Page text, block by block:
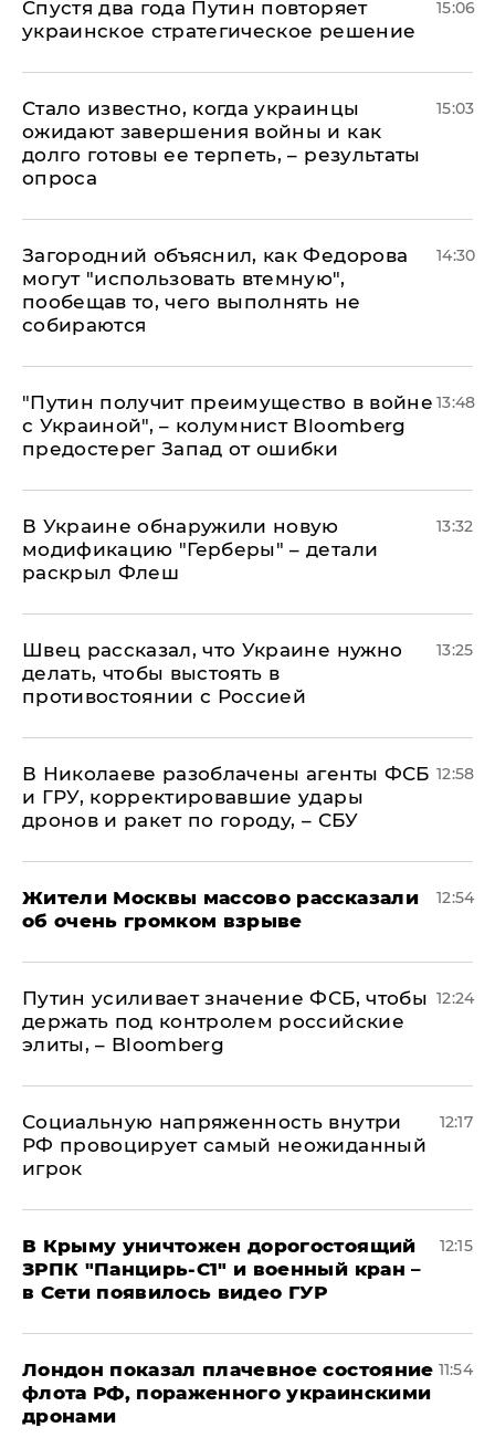
Спустя два года Путин повторяет
украинское стратегическое решение
15:06
Стало известно, когда украинцы
ожидают завершения войны и как
долго готовы ее терпеть, – результаты
опроса
15:03
Загородний объяснил, как Федорова
могут "использовать втемную",
пообещав то, чего выполнять не
собираются
14:30
"Путин получит преимущество в войне
с Украиной", – колумнист Bloomberg
предостерег Запад от ошибки
13:48
В Украине обнаружили новую
модификацию "Герберы" – детали
раскрыл Флеш
13:32
Швец рассказал, что Украине нужно
делать, чтобы выстоять в
противостоянии с Россией
13:25
В Николаеве разоблачены агенты ФСБ
и ГРУ, корректировавшие удары
дронов и ракет по городу, – СБУ
12:58
Жители Москвы массово рассказали
об очень громком взрыве
12:54
Путин усиливает значение ФСБ, чтобы
держать под контролем российские
элиты, – Bloomberg
12:24
Социальную напряженность внутри
РФ провоцирует самый неожиданный
игрок
12:17
В Крыму уничтожен дорогостоящий
ЗРПК "Панцирь-С1" и военный кран –
в Сети появилось видео ГУР
12:15
Лондон показал плачевное состояние
флота РФ, пораженного украинскими
дронами
11:54